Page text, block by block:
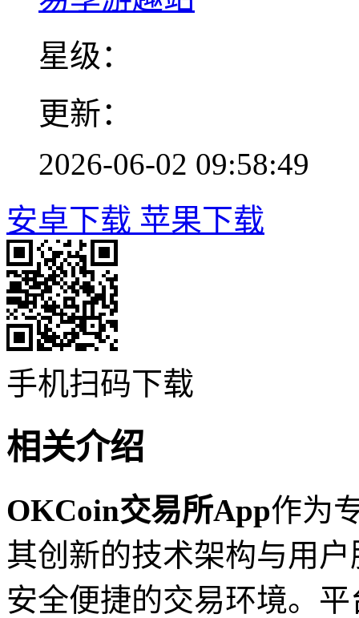
星级：
更新：
2026-06-02 09:58:49
安卓下载 苹果下载
手机扫码下载
相关介绍
OKCoin交易所App作为
其创新的技术架构与用
安全便捷的交易环境。